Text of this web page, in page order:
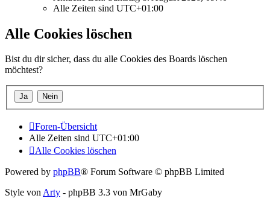
Alle Zeiten sind UTC+01:00
Alle Cookies löschen
Bist du dir sicher, dass du alle Cookies des Boards löschen
möchtest?
Foren-Übersicht
Alle Zeiten sind UTC+01:00
Alle Cookies löschen
Powered by phpBB® Forum Software © phpBB Limited
Style von Arty - phpBB 3.3 von MrGaby